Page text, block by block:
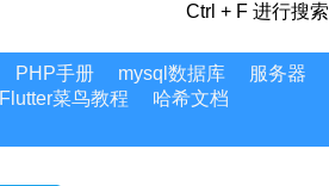
Ctrl + F 进行搜索
PHP手册 mysql数据库
服务器
Flutter菜鸟教程
哈希文档